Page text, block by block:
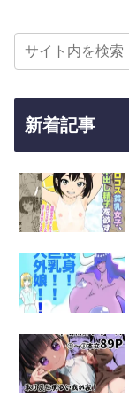
新着記事